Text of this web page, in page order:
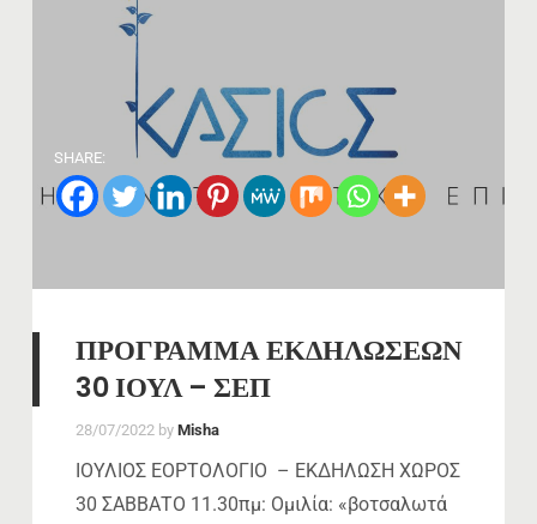
SHARE:
ΠΡΟΓΡΑΜΜΑ ΕΚΔΗΛΩΣΕΩΝ
30 ΙΟΥΛ – ΣΕΠ
28/07/2022 by Misha
ΙΟΥΛΙΟΣ ΕΟΡΤΟΛΟΓΙΟ – ΕΚΔΗΛΩΣΗ ΧΩΡΟΣ
30 ΣΑΒΒΑΤΟ 11.30πμ: Ομιλία: «βοτσαλωτά